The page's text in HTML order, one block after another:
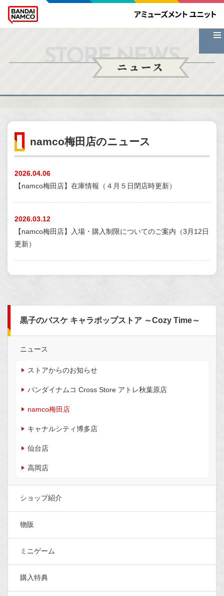
STORE NEWS
ニュース
namco梅田店のニュース
2026.04.06
【namco梅田店】在庫情報（４月５日閉店時更新）
2026.03.12
【namco梅田店】入場・購入制限についてのご案内（3月12日
更新）
黒子のバスケ キャラポップストア ～Cozy Time～
ニュース
ストアからのお知らせ
バンダイナムコ Cross Store アトレ秋葉原店
namco梅田店
キャナルシティ博多店
仙台店
高岡店
ショップ紹介
物販
ミニゲーム
購入特典